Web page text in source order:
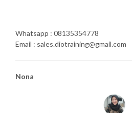
Whatsapp : 08135354778
Email : sales.diotraining@gmail.com
Nona